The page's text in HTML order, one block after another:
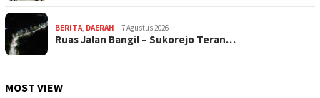
BERITA DAERAH 7 Agustus 2026
Ruas Jalan Bangil – Sukorejo Teran…
MOST VIEW